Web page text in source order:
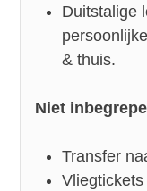
Duitstalige
& thuis.
Niet
Transfer
Vliegtickets